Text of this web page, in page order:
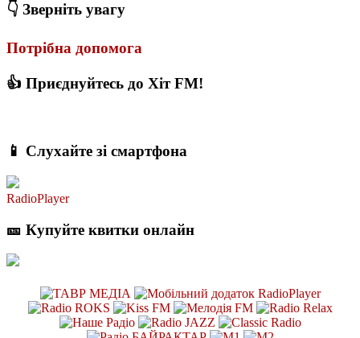
👇 Зверніть увагу
Потрібна допомога
👍 Приєднуйтесь до Хіт FM!
📱 Слухайте зі смартфона
RadioPlayer
🎫 Купуйте квитки онлайн